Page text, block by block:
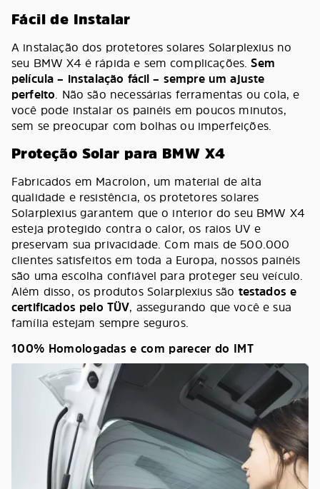
Fácil de Instalar
A instalação dos protetores solares Solarplexius no
seu BMW X4 é rápida e sem complicações.Sem
película – instalação fácil – sempre um ajuste
perfeito. Não são necessárias ferramentas ou cola, e
você pode instalar os painéis em poucos minutos,
sem se preocupar com bolhas ou imperfeições.
Proteção Solar para BMW X4
Fabricados em Macrolon, um material de alta
qualidade e resistência, os protetores solares
Solarplexius garantem que o interior do seu BMW X4
esteja protegido contra o calor, os raios UV e
preservam sua privacidade. Com mais de 500.000
clientes satisfeitos em toda a Europa, nossos painéis
são uma escolha confiável para proteger seu veículo.
Além disso, os produtos Solarplexius são testados e
certificados pelo TÜV, assegurando que você e sua
família estejam sempre seguros.
100% Homologadas e com parecer do IMT